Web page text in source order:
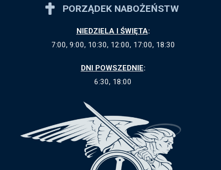
PORZĄDEK NABOŻEŃSTW
NIEDZIELA I ŚWIĘTA:
7:00, 9:00, 10:30, 12:00, 17:00, 18:30
DNI POWSZEDNIE:
6:30, 18:00